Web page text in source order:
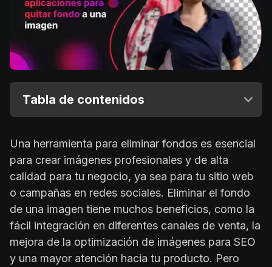
Tabla de contenidos
Una herramienta para eliminar fondos es esencial
para crear imágenes profesionales y de alta
calidad para tu negocio, ya sea para tu sitio web
o campañas en redes sociales. Eliminar el fondo
de una imagen tiene muchos beneficios, como la
fácil integración en diferentes canales de venta, la
mejora de la optimización de imágenes para SEO
y una mayor atención hacia tu producto. Pero